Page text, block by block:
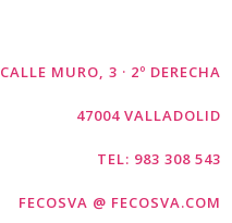
CALLE MURO, 3 · 2º DERECHA
47004 VALLADOLID
TEL: 983 308 543
FECOSVA @ FECOSVA.COM